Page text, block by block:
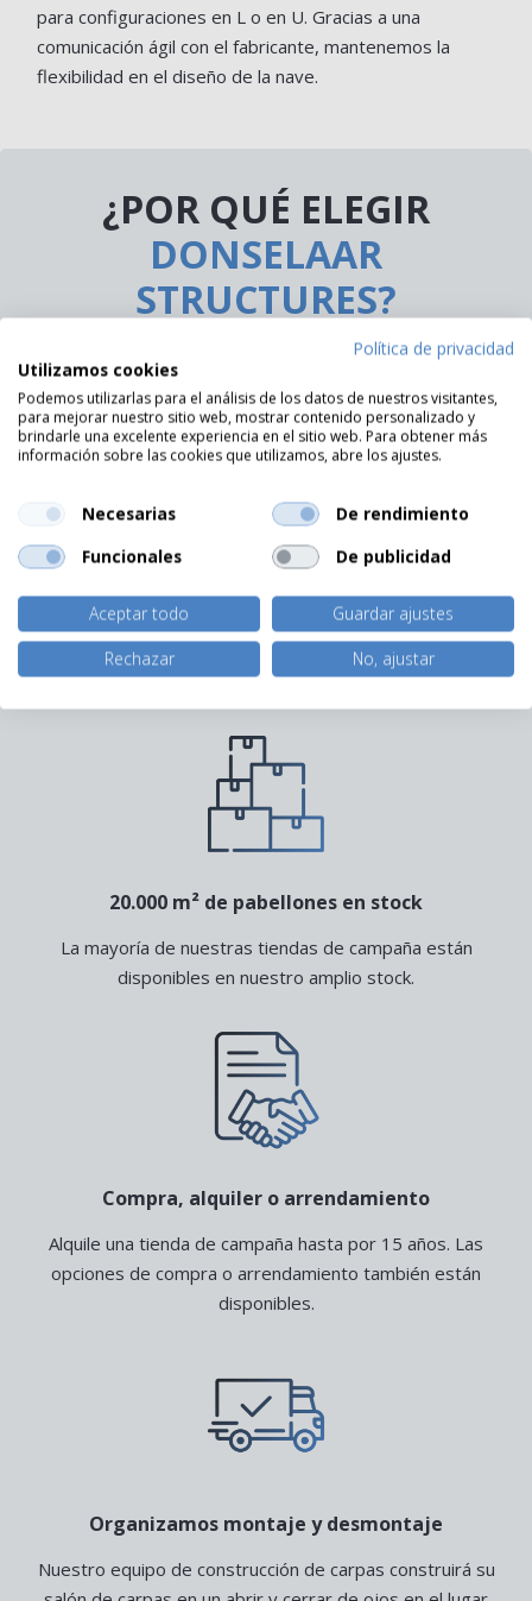
para configuraciones en L o en U. Gracias a una
comunicación ágil con el fabricante, mantenemos la
flexibilidad en el diseño de la nave.
¿POR QUÉ ELEGIR
DONSELAAR
STRUCTURES?
Asesoramiento personalizado en el lugar
Podemos ofrecerle el mejor asesoramiento visitando
su ubicación en persona.
20.000 m² de pabellones en stock
La mayoría de nuestras tiendas de campaña están
disponibles en nuestro amplio stock.
Compra, alquiler o arrendamiento
Alquile una tienda de campaña hasta por 15 años. Las
opciones de compra o arrendamiento también están
disponibles.
Organizamos montaje y desmontaje
Nuestro equipo de construcción de carpas construirá su
Política de privacidad
Utilizamos cookies
Podemos utilizarlas para el análisis de los datos de nuestros visitantes,
para mejorar nuestro sitio web, mostrar contenido personalizado y
brindarle una excelente experiencia en el sitio web. Para obtener más
información sobre las cookies que utilizamos, abre los ajustes.
Necesarias
De rendimiento
Funcionales
De publicidad
Aceptar todo
Guardar ajustes
Rechazar
No, ajustar